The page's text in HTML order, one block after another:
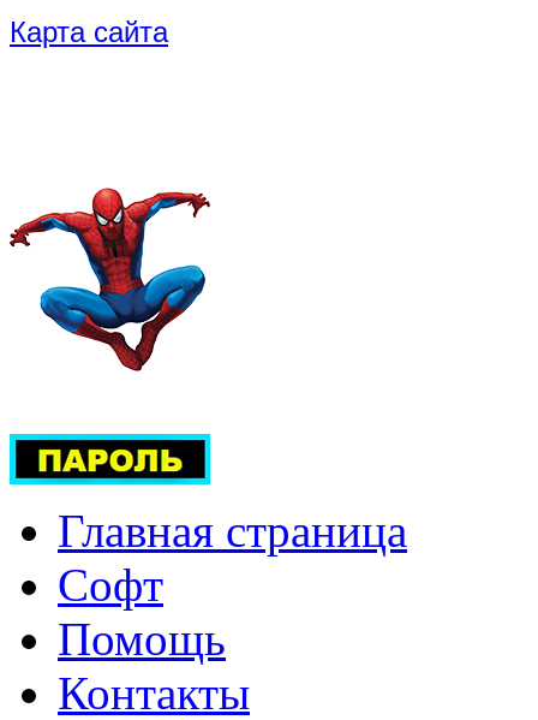
Карта сайта
Главная страница
Софт
Помощь
Контакты